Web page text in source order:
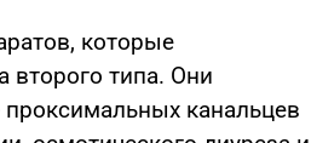
которые
второго типа. Они
канальцев